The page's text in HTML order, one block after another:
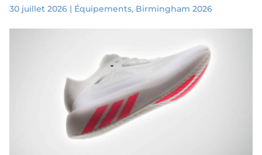
30 juillet 2026| Équipements, Birmingham 2026